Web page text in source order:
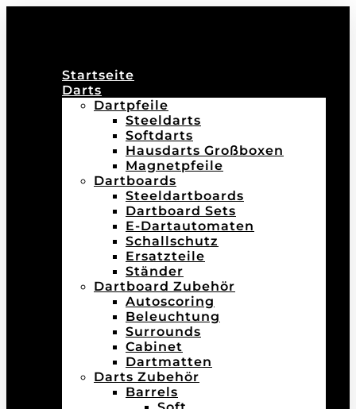
Startseite
Darts
Dartpfeile
Steeldarts
Softdarts
Hausdarts Großboxen
Magnetpfeile
Dartboards
Steeldartboards
Dartboard Sets
E-Dartautomaten
Schallschutz
Ersatzteile
Ständer
Dartboard Zubehör
Autoscoring
Beleuchtung
Surrounds
Cabinet
Dartmatten
Darts Zubehör
Barrels